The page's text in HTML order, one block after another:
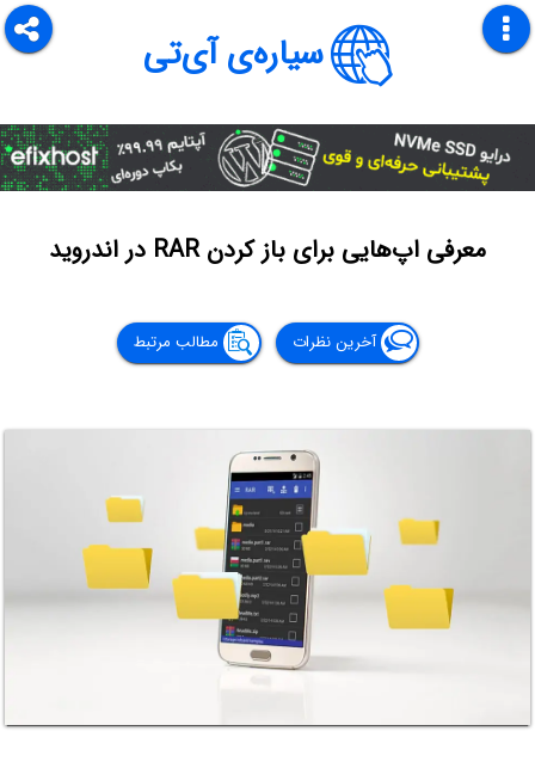
سیاره‌ی آی‌تی
معرفی اپ‌هایی برای باز کردن RAR در اندروید
آخرین نظرات مطالب مرتبط